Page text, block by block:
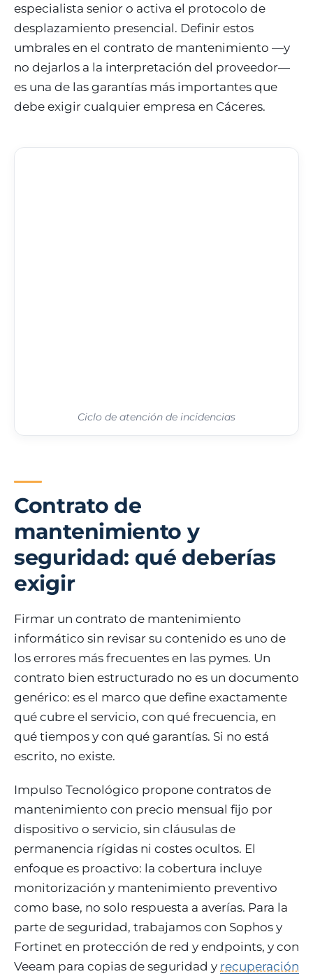
especialista senior o activa el protocolo de
desplazamiento presencial. Definir estos
umbrales en el contrato de mantenimiento —y
no dejarlos a la interpretación del proveedor—
es una de las garantías más importantes que
debe exigir cualquier empresa en Cáceres.
Ciclo de atención de incidencias
Contrato de
mantenimiento y
seguridad: qué deberías
exigir
Firmar un contrato de mantenimiento
informático sin revisar su contenido es uno de
los errores más frecuentes en las pymes. Un
contrato bien estructurado no es un documento
genérico: es el marco que define exactamente
qué cubre el servicio, con qué frecuencia, en
qué tiempos y con qué garantías. Si no está
escrito, no existe.
Impulso Tecnológico propone contratos de
mantenimiento con precio mensual fijo por
dispositivo o servicio, sin cláusulas de
permanencia rígidas ni costes ocultos. El
enfoque es proactivo: la cobertura incluye
monitorización y mantenimiento preventivo
como base, no solo respuesta a averías. Para la
parte de seguridad, trabajamos con Sophos y
Fortinet en protección de red y endpoints, y con
Veeam para copias de seguridad y recuperación